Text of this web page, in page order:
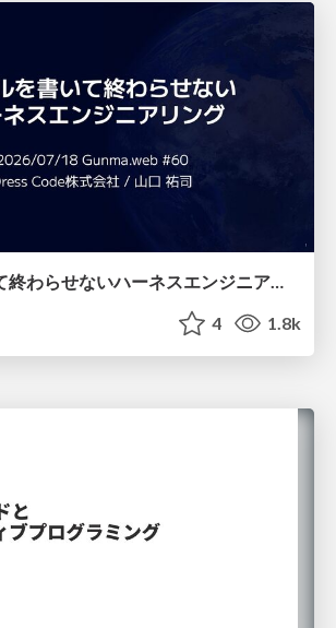
ルールを書いて終わらせないハーネスエンジニアリング
4 1.8k